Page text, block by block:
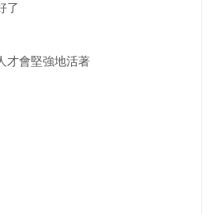
了
才會堅強地活著